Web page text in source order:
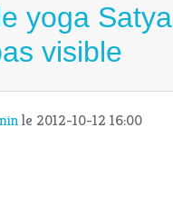
yoga
visible
le 2012-10-12 16:00